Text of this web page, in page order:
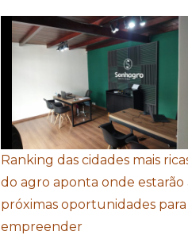
Ranking das cidades mais
do agro aponta onde estarão
próximas oportunidades para
empreender